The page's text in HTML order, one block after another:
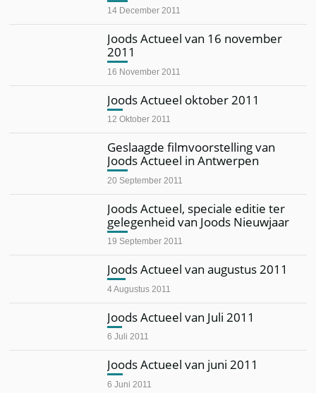
14 December 2011
Joods Actueel van 16 november
2011
16 November 2011
Joods Actueel oktober 2011
12 Oktober 2011
Geslaagde filmvoorstelling van
Joods Actueel in Antwerpen
20 September 2011
Joods Actueel, speciale editie ter
gelegenheid van Joods Nieuwjaar
19 September 2011
Joods Actueel van augustus 2011
4 Augustus 2011
Joods Actueel van Juli 2011
6 Juli 2011
Joods Actueel van juni 2011
6 Juni 2011